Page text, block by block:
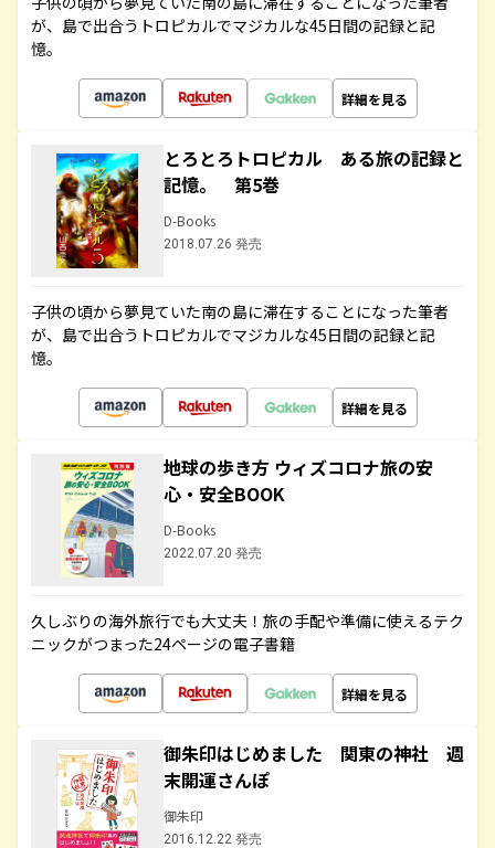
が、島で出合うトロピカルでマジカルな45日間の記録と記
憶。
詳細を見る
とろとろトロピカル ある旅の記録と
記憶。 第5巻
D-Books
2018.07.26 発売
子供の頃から夢見ていた南の島に滞在することになった筆者
が、島で出合うトロピカルでマジカルな45日間の記録と記
憶。
詳細を見る
地球の歩き方 ウィズコロナ旅の安
心・安全BOOK
D-Books
2022.07.20 発売
久しぶりの海外旅行でも大丈夫！旅の手配や準備に使えるテク
ニックがつまった24ページの電子書籍
詳細を見る
御朱印はじめました 関東の神社 週
末開運さんぽ
御朱印
2016.12.22 発売